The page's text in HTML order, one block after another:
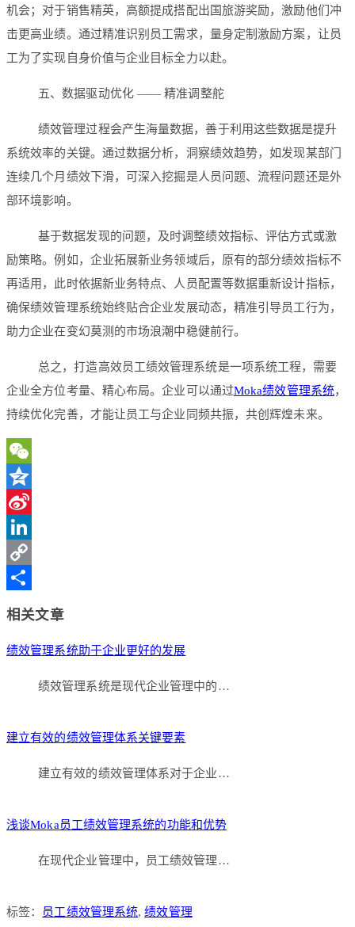
机会；对于销售精英，高额提成搭配出国旅游奖励，激励他们冲
击更高业绩。通过精准识别员工需求，量身定制激励方案，让员
工为了实现自身价值与企业目标全力以赴。
五、数据驱动优化 —— 精准调整舵
绩效管理过程会产生海量数据，善于利用这些数据是提升
系统效率的关键。通过数据分析，洞察绩效趋势，如发现某部门
连续几个月绩效下滑，可深入挖掘是人员问题、流程问题还是外
部环境影响。
基于数据发现的问题，及时调整绩效指标、评估方式或激
励策略。例如，企业拓展新业务领域后，原有的部分绩效指标不
再适用，此时依据新业务特点、人员配置等数据重新设计指标，
确保绩效管理系统始终贴合企业发展动态，精准引导员工行为，
助力企业在变幻莫测的市场浪潮中稳健前行。
总之，打造高效员工绩效管理系统是一项系统工程，需要
企业全方位考量、精心布局。企业可以通过Moka绩效管理系统，
持续优化完善，才能让员工与企业同频共振，共创辉煌未来。
WeChat
Qzone
Sina
Weibo
LinkedIn
Copy
相关文章
绩效管理系统助于企业更好的发展
绩效管理系统是现代企业管理中的…
建立有效的绩效管理体系关键要素
建立有效的绩效管理体系对于企业…
浅谈Moka员工绩效管理系统的功能和优势
在现代企业管理中，员工绩效管理…
标签： 员工绩效管理系统,绩效管理